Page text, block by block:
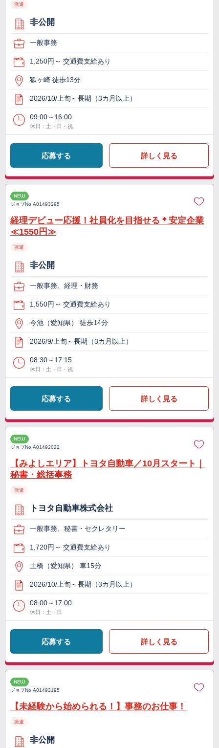
派遣
非公開
一般事務
1,250円～ 交通費支給あり
狐ヶ崎 徒歩13分
2026/10/上旬～長期（3カ月以上）
09:00～16:00
休日：土・日・祝
応募する 詳しく見る
NEW
ジョブNo.A01493295
経理デビュー応援！社員化を目指せる＊安定企業
≪1550円≫
派遣
非公開
一般事務、経理・財務
1,550円～ 交通費支給あり
今池（愛知県） 徒歩14分
2026/9/上旬～長期（3カ月以上）
08:30～17:15
休日：土・日・祝
応募する 詳しく見る
NEW
ジョブNo.A01492022
【みよしエリア】トヨタ自動車／10月スタート｜
秘書・総括事務
派遣
トヨタ自動車株式会社
一般事務、秘書・セクレタリー
1,720円～ 交通費支給あり
土橋（愛知県） 車15分
2026/10/上旬～長期（3カ月以上）
08:00～17:00
休日：土・日
応募する 詳しく見る
NEW
ジョブNo.A01493195
【未経験から始められる！】事務のお仕事！
派遣
非公開